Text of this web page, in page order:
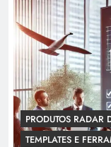
PRODUTOS RADAR
TEMPLATES E